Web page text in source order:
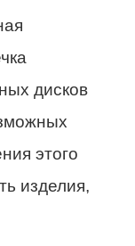
дисков
этого
изделия,